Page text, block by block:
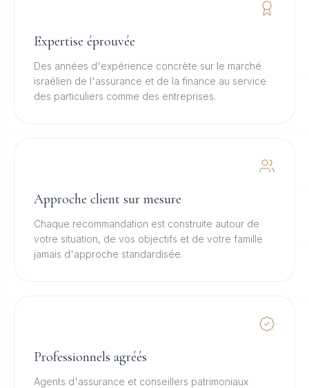
Expertise éprouvée
Des années d'expérience concrète sur le marché
israélien de l'assurance et de la finance au service
des particuliers comme des entreprises.
Approche client sur mesure
Chaque recommandation est construite autour de
votre situation, de vos objectifs et de votre famille
jamais d'approche standardisée.
Professionnels agréés
Agents d'assurance et conseillers patrimoniaux